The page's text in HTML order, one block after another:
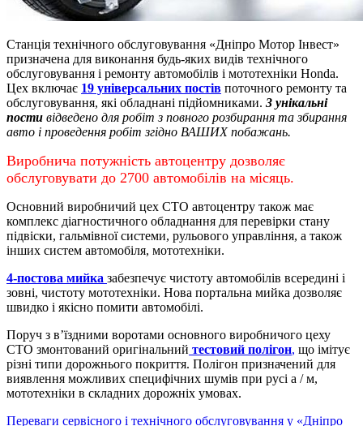
Станція технічного обслуговування «Дніпро Мотор Інвест»
призначена для виконання будь-яких видів технічного
обслуговування і ремонту автомобілів і мототехніки Honda.
Цех включає 19 універсальних постів поточного ремонту та
обслуговування, які обладнані підйомниками. 3 унікальні
пости відведено для робіт з повного розбирання та збирання
авто і проведення робіт згідно ВАШИХ побажань.
Виробнича потужність автоцентру дозволяє
обслуговувати до 2700 автомобілів на місяць.
Основний виробничий цех СТО автоцентру також має
комплекс діагностичного обладнання для перевірки стану
підвіски, гальмівної системи, рульового управління, а також
інших систем автомобіля, мототехніки.
4-постова мийка забезпечує чистоту автомобілів всередині і
зовні, чистоту мототехніки. Нова портальна мийка дозволяє
швидко і якісно помити автомобілі.
Поруч з в’їздними воротами основного виробничого цеху
СТО змонтований оригінальний тестовий полігон, що імітує
різні типи дорожнього покриття. Полігон призначений для
виявлення можливих специфічних шумів при русі а / м,
мототехніки в складних дорожніх умовах.
Переваги сервісного і технічного обслуговування у «Дніпро